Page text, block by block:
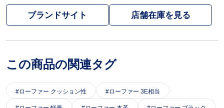
ブランドサイト
この商品の関連タグ
ローファー クッション性 ローファー 3E相当